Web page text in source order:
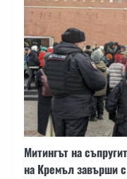
Митингът на
на Кремъл завърши